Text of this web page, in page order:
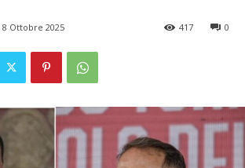
8 Ottobre 2025 0
417